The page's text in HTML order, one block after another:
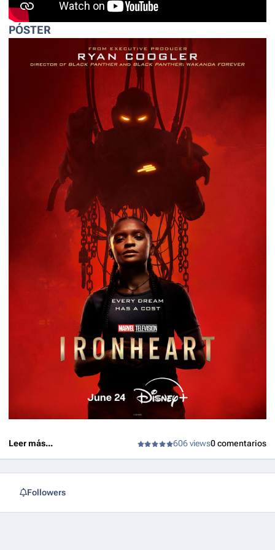
PÓSTER
Leer más... 606 views0 comentarios
Followers